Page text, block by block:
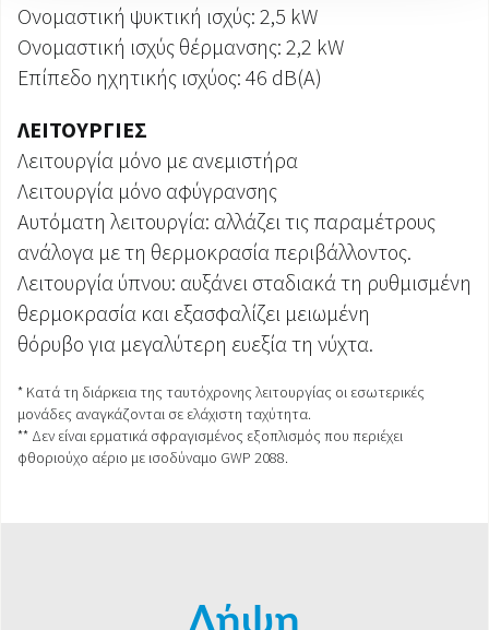
Ονομαστική ψυκτική ισχύς: 2,5 kW
Ονομαστική ισχύς θέρμανσης: 2,2 kW
Επίπεδο ηχητικής ισχύος: 46 dB(A)
ΛΕΙΤΟΥΡΓΙΕΣ
Λειτουργία μόνο με ανεμιστήρα
Λειτουργία μόνο αφύγρανσης
Αυτόματη λειτουργία: αλλάζει τις παραμέτρους
ανάλογα με τη θερμοκρασία περιβάλλοντος.
Λειτουργία ύπνου: αυξάνει σταδιακά τη ρυθμισμένη
θερμοκρασία και εξασφαλίζει μειωμένη
θόρυβο για μεγαλύτερη ευεξία τη νύχτα.
* Κατά τη διάρκεια της ταυτόχρονης λειτουργίας οι εσωτερικές
μονάδες αναγκάζονται σε ελάχιστη ταχύτητα.
** Δεν είναι ερματικά σφραγισμένος εξοπλισμός που περιέχει
φθοριούχο αέριο με ισοδύναμο GWP 2088.